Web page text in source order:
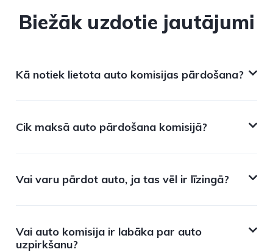
Biežāk uzdotie jautājumi
Kā notiek lietota auto komisijas pārdošana?
Cik maksā auto pārdošana komisijā?
Vai varu pārdot auto, ja tas vēl ir līzingā?
Vai auto komisija ir labāka par auto
uzpirkšanu?